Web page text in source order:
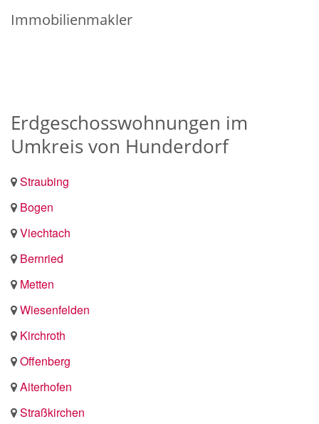
Immobilienmakler
Erdgeschosswohnungen im
Umkreis von Hunderdorf
Straubing
Bogen
Viechtach
Bernried
Metten
Wiesenfelden
Kirchroth
Offenberg
Aiterhofen
Straßkirchen